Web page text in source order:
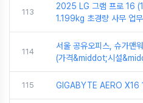
113
2025 LG 그램 프로 16
1.199kg 초경량 사무 업
114
서울 공유오피스, 슈가맨
(가격&middot;시설
115 GIGABYTE AERO X16